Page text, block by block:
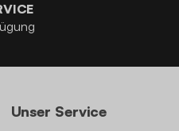
Unser Service